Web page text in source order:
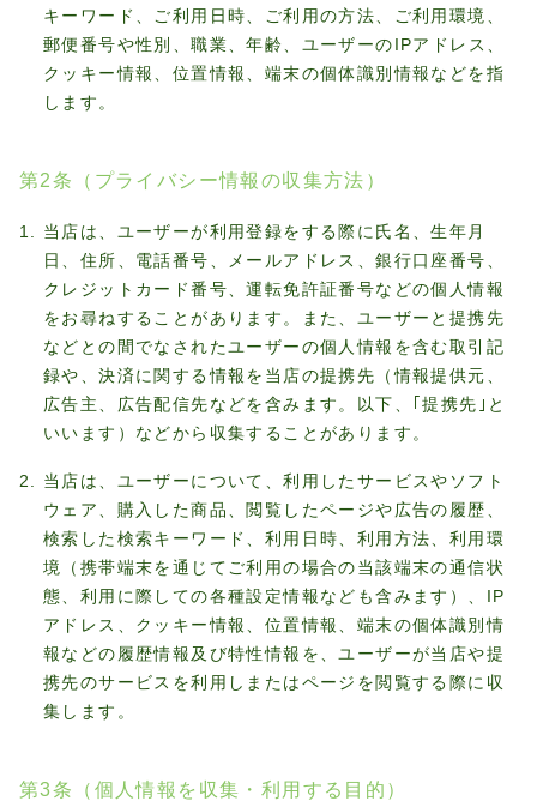
キーワード、ご利用日時、ご利用の方法、ご利用環境、
郵便番号や性別、職業、年齢、ユーザーのIPアドレス、
クッキー情報、位置情報、端末の個体識別情報などを指
します。
第2条（プライバシー情報の収集方法）
当店は、ユーザーが利用登録をする際に氏名、生年月
日、住所、電話番号、メールアドレス、銀行口座番号、
クレジットカード番号、運転免許証番号などの個人情報
をお尋ねすることがあります。また、ユーザーと提携先
などとの間でなされたユーザーの個人情報を含む取引記
録や、決済に関する情報を当店の提携先（情報提供元、
広告主、広告配信先などを含みます。以下、｢提携先｣と
いいます）などから収集することがあります。
当店は、ユーザーについて、利用したサービスやソフト
ウェア、購入した商品、閲覧したページや広告の履歴、
検索した検索キーワード、利用日時、利用方法、利用環
境（携帯端末を通じてご利用の場合の当該端末の通信状
態、利用に際しての各種設定情報なども含みます）、IP
アドレス、クッキー情報、位置情報、端末の個体識別情
報などの履歴情報及び特性情報を、ユーザーが当店や提
携先のサービスを利用しまたはページを閲覧する際に収
集します。
第3条（個人情報を収集・利用する目的）